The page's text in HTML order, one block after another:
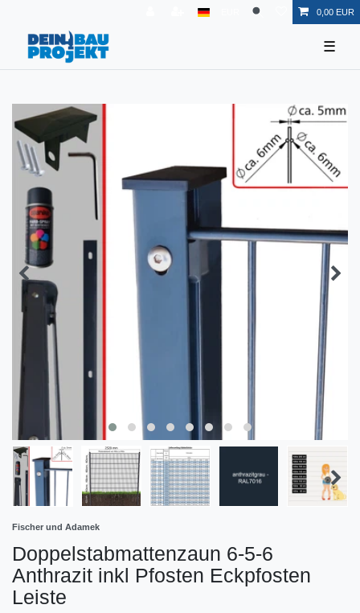
0,00 EUR
☰
Fischer und Adamek
Doppelstabmattenzaun 6-5-6
Anthrazit inkl Pfosten Eckpfosten
Leiste